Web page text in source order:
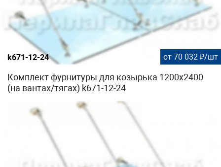
k671-12-24 от 70 032 ₽/шт
Комплект фурнитуры для козырька 1200х2400
(на вантах/тягах) k671-12-24